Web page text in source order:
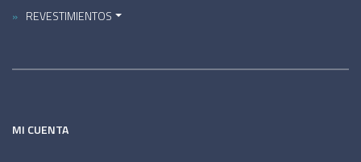
REVESTIMIENTOS
MI CUENTA